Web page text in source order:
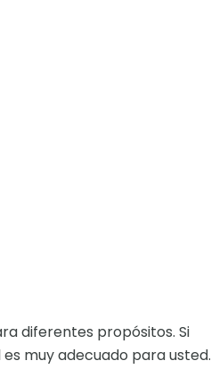
diferentes propósitos. Si
muy adecuado para usted.